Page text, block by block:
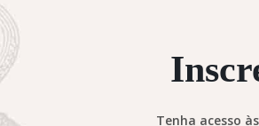
Tenha acesso